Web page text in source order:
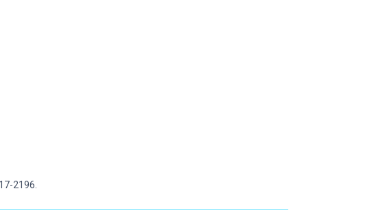
2196.